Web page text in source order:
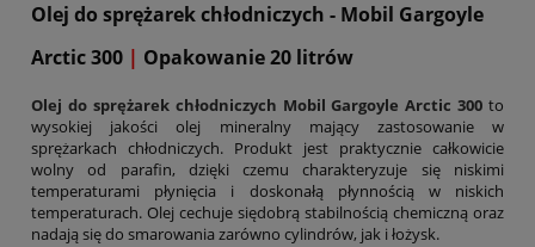
Olej do sprężarek chłodniczych - Mobil Gargoyle
Arctic 300 | Opakowanie 20 litrów
Olej do sprężarek chłodniczych Mobil Gargoyle Arctic 300 to
wysokiej jakości olej mineralny mający zastosowanie w
sprężarkach chłodniczych. Produkt jest praktycznie całkowicie
wolny od parafin, dzięki czemu charakteryzuje się niskimi
temperaturami płynięcia i doskonałą płynnością w niskich
temperaturach. Olej cechuje siędobrą stabilnością chemiczną oraz
nadają się do smarowania zarówno cylindrów, jak i łożysk.